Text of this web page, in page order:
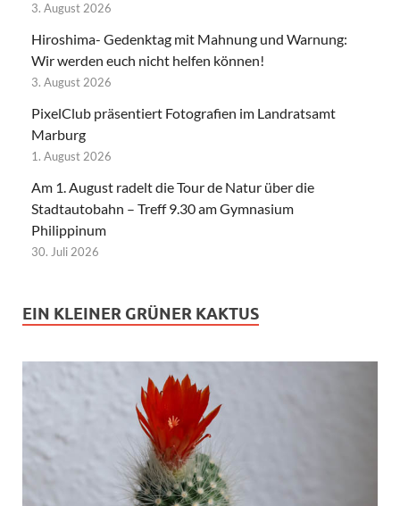
3. August 2026
Hiroshima- Gedenktag mit Mahnung und Warnung:
Wir werden euch nicht helfen können!
3. August 2026
PixelClub präsentiert Fotografien im Landratsamt
Marburg
1. August 2026
Am 1. August radelt die Tour de Natur über die
Stadtautobahn – Treff 9.30 am Gymnasium
Philippinum
30. Juli 2026
EIN KLEINER GRÜNER KAKTUS